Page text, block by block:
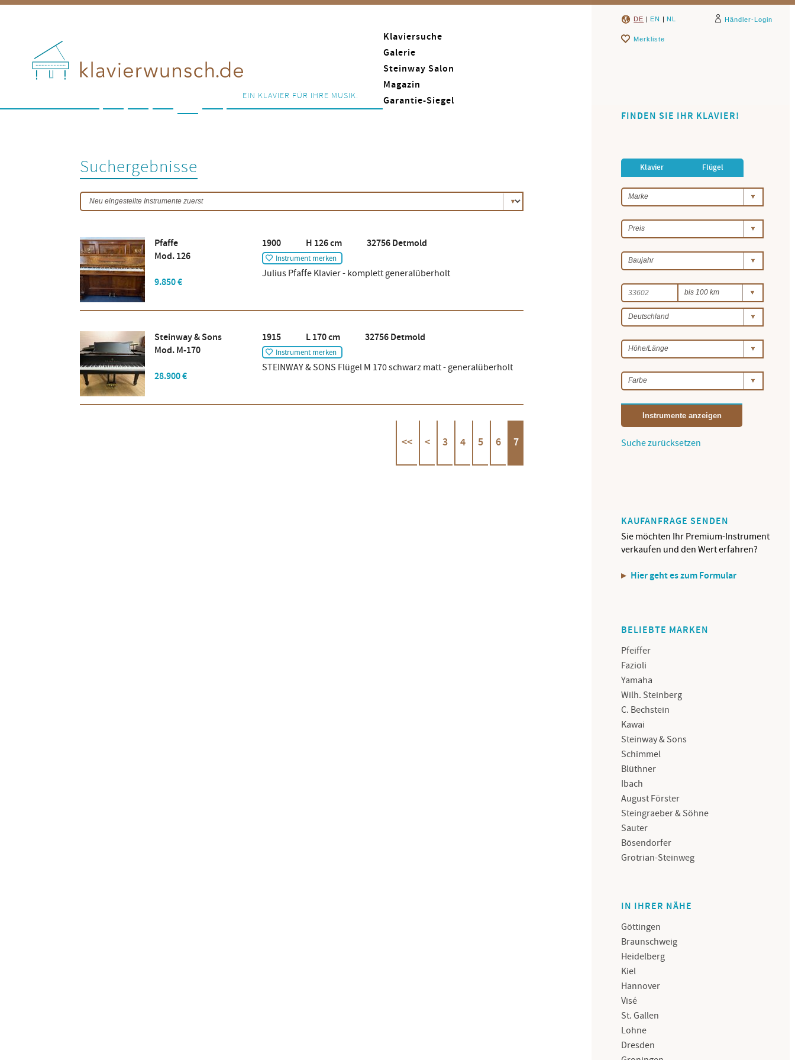
EIN KLAVIER FÜR IHRE MUSIK.
Klaviersuche
Galerie
Steinway Salon
Magazin
Garantie-Siegel
Suchergebnisse
Pfaffe
Mod. 126
9.850 €
1900 H 126 cm 32756 Detmold
Instrument merken
Julius Pfaffe Klavier - komplett generalüberholt
Steinway & Sons
Mod. M-170
28.900 €
1915 L 170 cm 32756 Detmold
Instrument merken
STEINWAY & SONS Flügel M 170 schwarz matt - generalüberholt
<< < 3 4 5 6 7
DE | EN | NL Händler-Login
Merkliste
FINDEN SIE IHR KLAVIER!
Klavier Flügel
Instrumente anzeigen
Suche zurücksetzen
KAUFANFRAGE SENDEN
Sie möchten Ihr Premium-Instrument
verkaufen und den Wert erfahren?
Hier geht es zum Formular
BELIEBTE MARKEN
Pfeiffer
Fazioli
Yamaha
Wilh. Steinberg
C. Bechstein
Kawai
Steinway & Sons
Schimmel
Blüthner
Ibach
August Förster
Steingraeber & Söhne
Sauter
Bösendorfer
Grotrian-Steinweg
IN IHRER NÄHE
Göttingen
Braunschweig
Heidelberg
Kiel
Hannover
Visé
St. Gallen
Lohne
Dresden